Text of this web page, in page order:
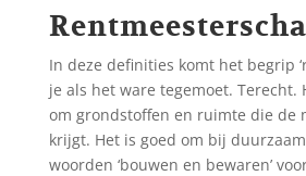
In deze definities komt het begrip
je als het ware tegemoet. Terecht.
om grondstoffen en ruimte die de
krijgt. Het is goed om bij
woorden ‘bouwen en bewaren’